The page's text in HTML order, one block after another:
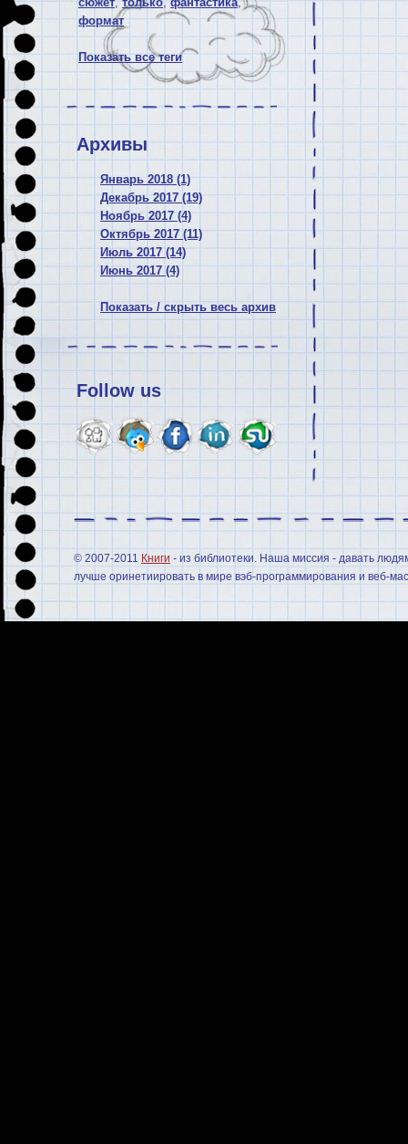
формат
Показать все теги
Архивы
Январь 2018 (1)
Декабрь 2017 (19)
Ноябрь 2017 (4)
Октябрь 2017 (11)
Июль 2017 (14)
Июнь 2017 (4)
Показать / скрыть весь архив
Follow us
© 2007-2011 Книги - из библиотеки. Наша миссия - давать
лучше оринетиировать в мире вэб-программирования и веб-